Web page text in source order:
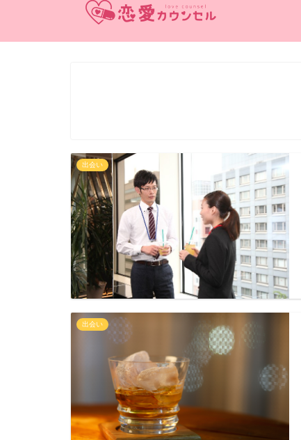
出会い
出会い